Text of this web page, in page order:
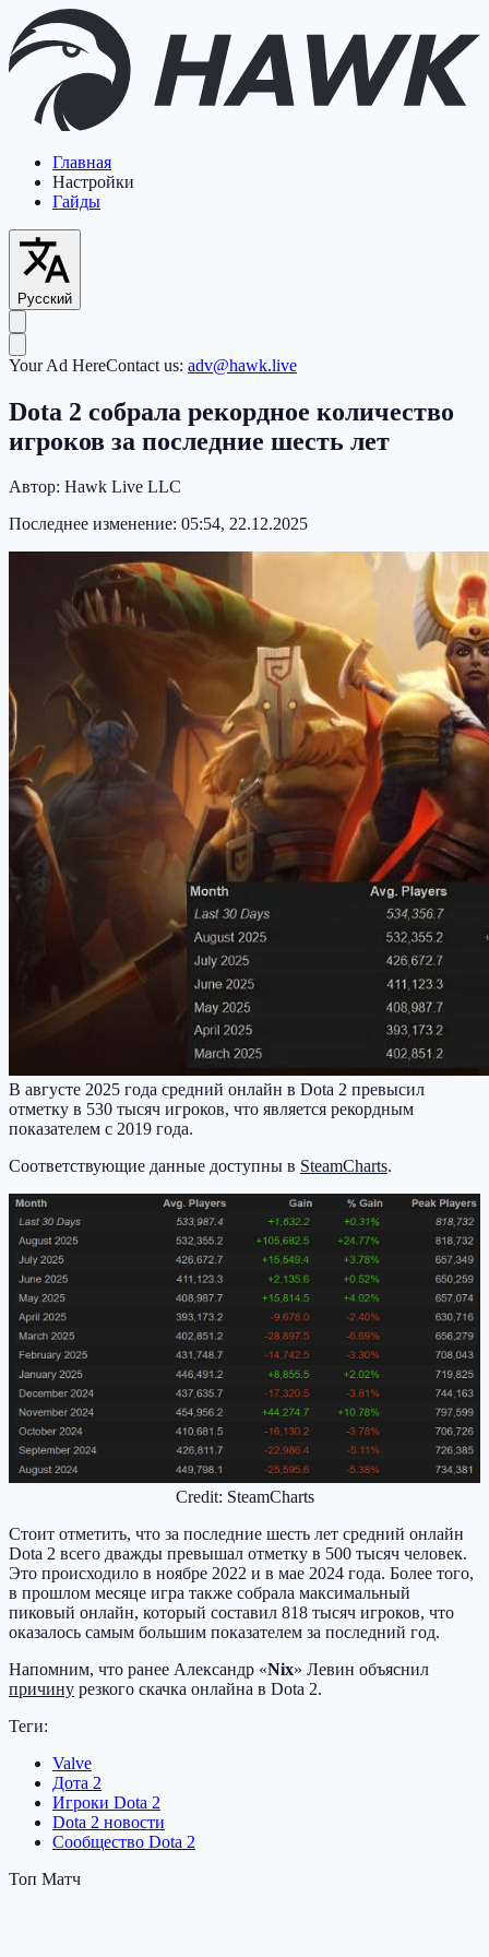
Главная
Настройки
Гайды
Русский
Your Ad HereContact us: adv@hawk.live
Dota 2 собрала рекордное количество
игроков за последние шесть лет
Автор: Hawk Live LLC
Последнее изменение: 05:54, 22.12.2025
В августе 2025 года средний онлайн в Dota 2 превысил
отметку в 530 тысяч игроков, что является рекордным
показателем с 2019 года.
Соответствующие данные доступны в SteamCharts.
Credit: SteamCharts
Стоит отметить, что за последние шесть лет средний онлайн
Dota 2 всего дважды превышал отметку в 500 тысяч человек.
Это происходило в ноябре 2022 и в мае 2024 года. Более того,
в прошлом месяце игра также собрала максимальный
пиковый онлайн, который составил 818 тысяч игроков, что
оказалось самым большим показателем за последний год.
Напомним, что ранее Александр «Nix» Левин объяснил
причину резкого скачка онлайна в Dota 2.
Теги:
Valve
Дота 2
Игроки Dota 2
Dota 2 новости
Сообщество Dota 2
Топ Матч